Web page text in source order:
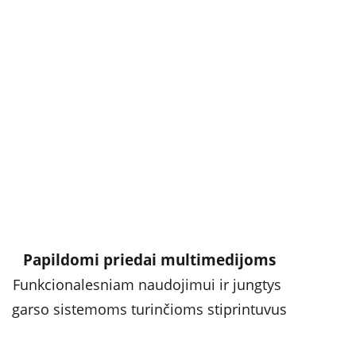
Papildomi priedai multimedijoms
Funkcionalesniam naudojimui ir jungtys
garso sistemoms turinčioms stiprintuvus